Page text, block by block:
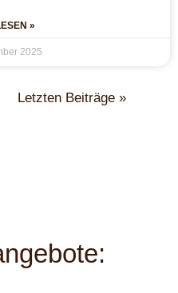
»
2025
Letzten Beiträge »